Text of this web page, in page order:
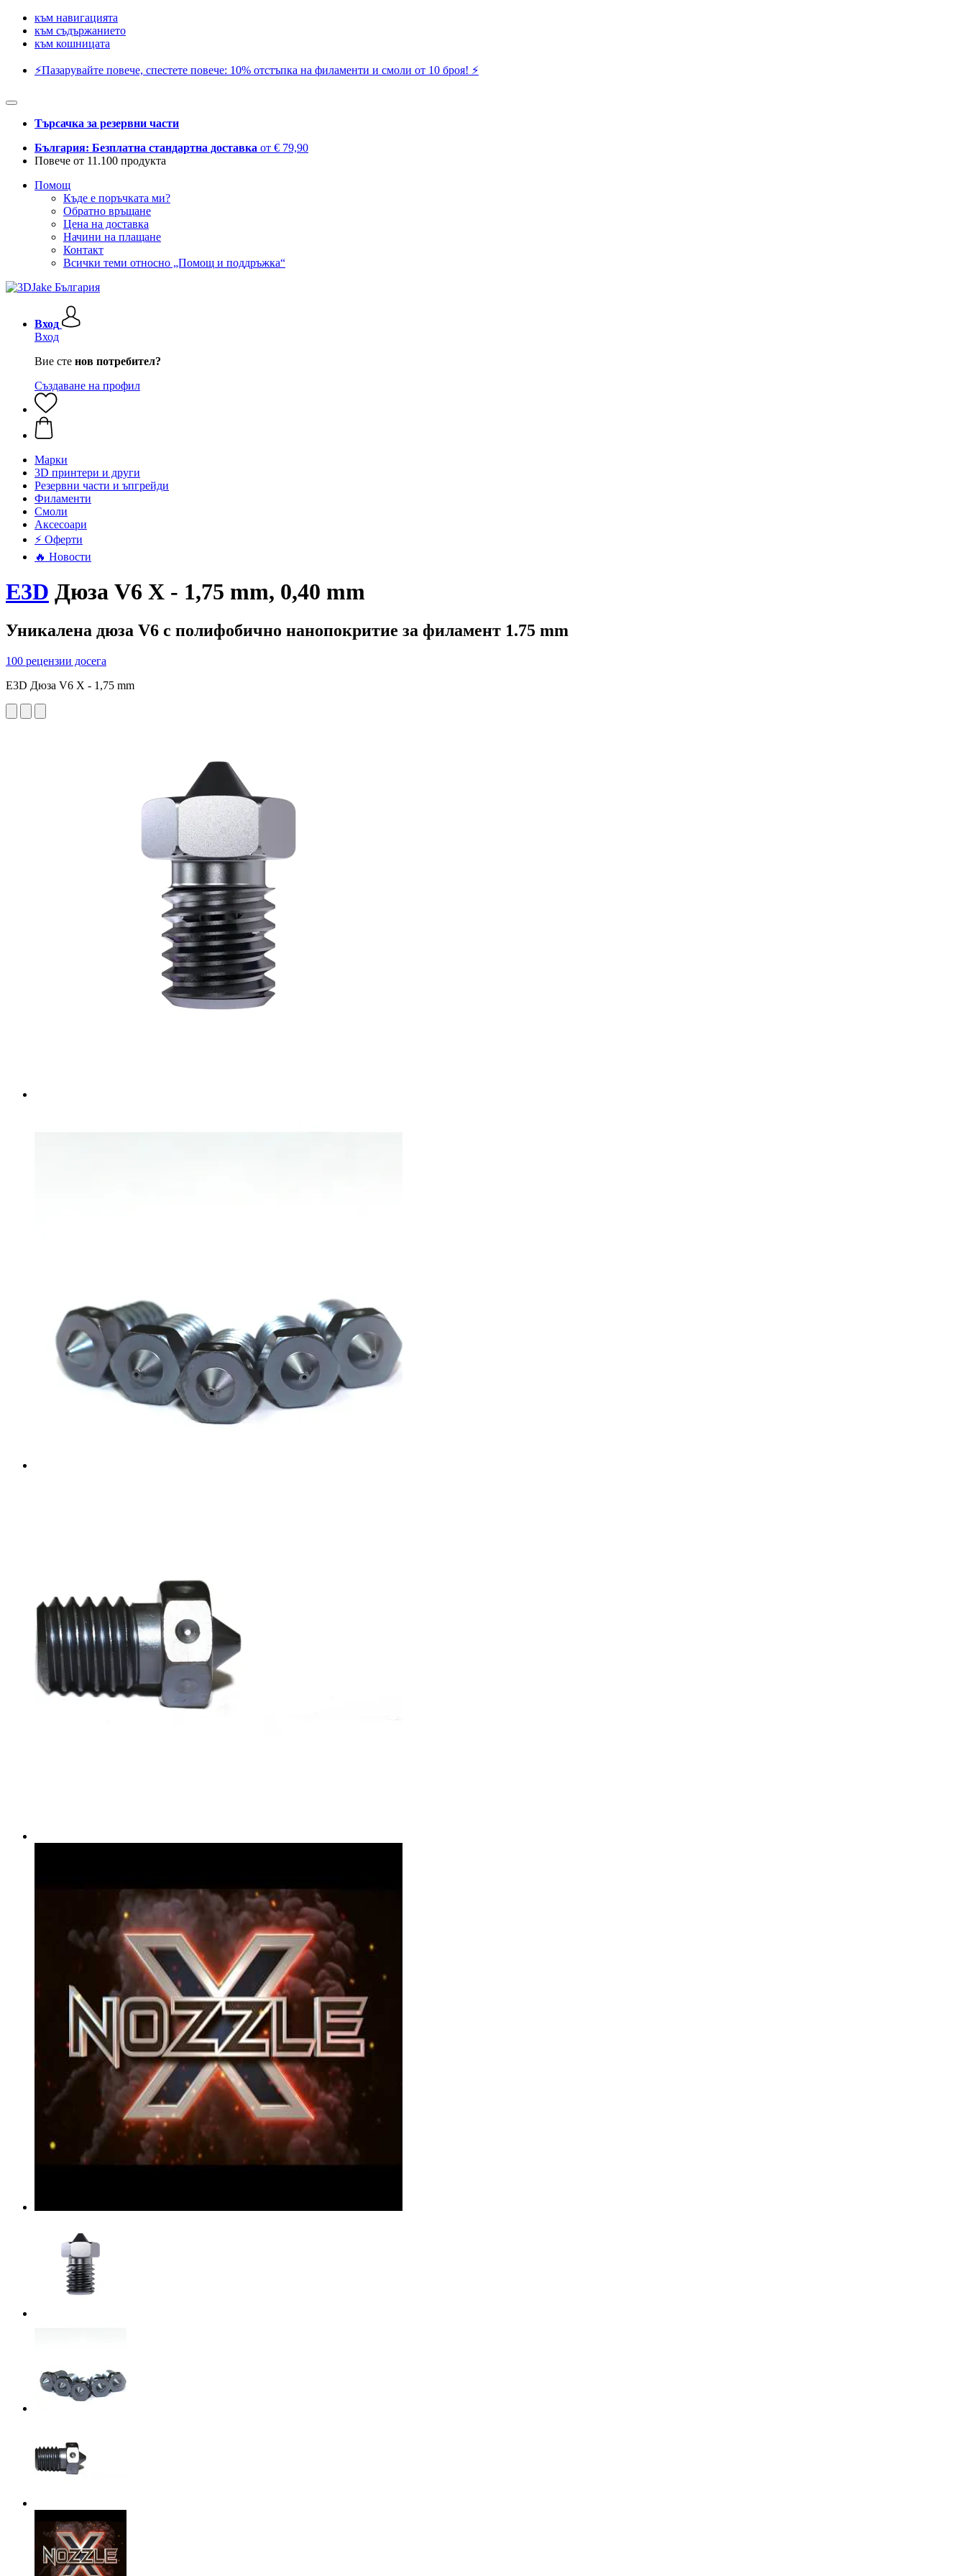
към навигацията
към съдържанието
към кошницата
⚡️Пазарувайте повече, спестете повече: 10% отстъпка на филаменти и смоли от 10 броя! ⚡️
Търсачка за резервни части
България: Безплатна стандартна доставка от € 79,90
Повече от 11.100 продукта
Помощ
Къде е поръчката ми?
Обратно връщане
Цена на доставка
Начини на плащане
Контакт
Всички теми относно „Помощ и поддръжка“
Вход
Вход
Вие сте нов потребител?
Създаване на профил
Mарки
3D принтери и други
Резервни части и ъпгрейди
Филаменти
Смоли
Аксесоари
⚡ Оферти
🔥 Новости
E3D Дюза V6 X - 1,75 mm, 0,40 mm
Уникалена дюза V6 с полифобично нанопокритие за филамент 1.75 mm
100 рецензии досега
E3D Дюза V6 X - 1,75 mm